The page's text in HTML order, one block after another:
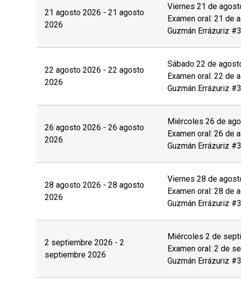
No se tramitarán postulaciones incompletas.
21 agosto 2026 - 21 agosto
2026
Viernes 21 de
Examen oral: 21 de
Guzmán Errázuriz
22 agosto 2026 - 22 agosto
2026
Sábado 22 de
Examen oral: 22 de
Guzmán Errázuriz
26 agosto 2026 - 26 agosto
2026
Miércoles 26 de
Examen oral: 26 de
Guzmán Errázuriz
28 agosto 2026 - 28 agosto
2026
Viernes 28 de
Examen oral: 28 de
Guzmán Errázuriz
2 septiembre 2026 - 2
septiembre 2026
Miércoles 2 de
Examen oral: 2 de
Guzmán Errázuriz